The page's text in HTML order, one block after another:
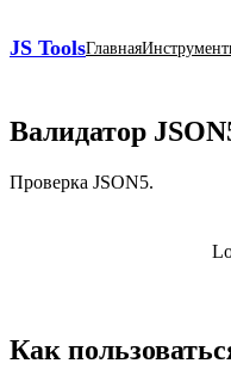
JS ToolsГлавная
Валидатор
Проверка JSON5.
Как